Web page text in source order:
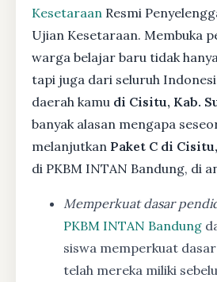
Kesetaraan Resmi
Ujian Kesetaraan. Membuka
warga belajar baru tidak
tapi juga dari seluruh
daerah kamu di Cisitu, Kab.
banyak alasan mengapa
melanjutkan Paket C di
di PKBM INTAN Bandung, di
Memperkuat dasar
PKBM INTAN Bandung
siswa memperkuat
telah mereka miliki